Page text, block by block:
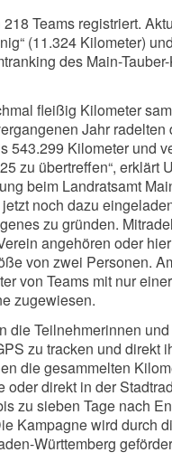
Teams registriert.
(11.324 Kilometer)
des Main-
fleißig Kilometer
Jahr
543.299 Kilometer und
zu übertreffen“, erklärt
beim Landratsamt
noch dazu
zu gründen.
angehören oder
von zwei Personen.
von Teams mit nur
zugewiesen.
die Teilnehmerinnen
zu tracken und direkt
die gesammelten
direkt in der
zu sieben Tage nach
Kampagne wird durch
Württemberg